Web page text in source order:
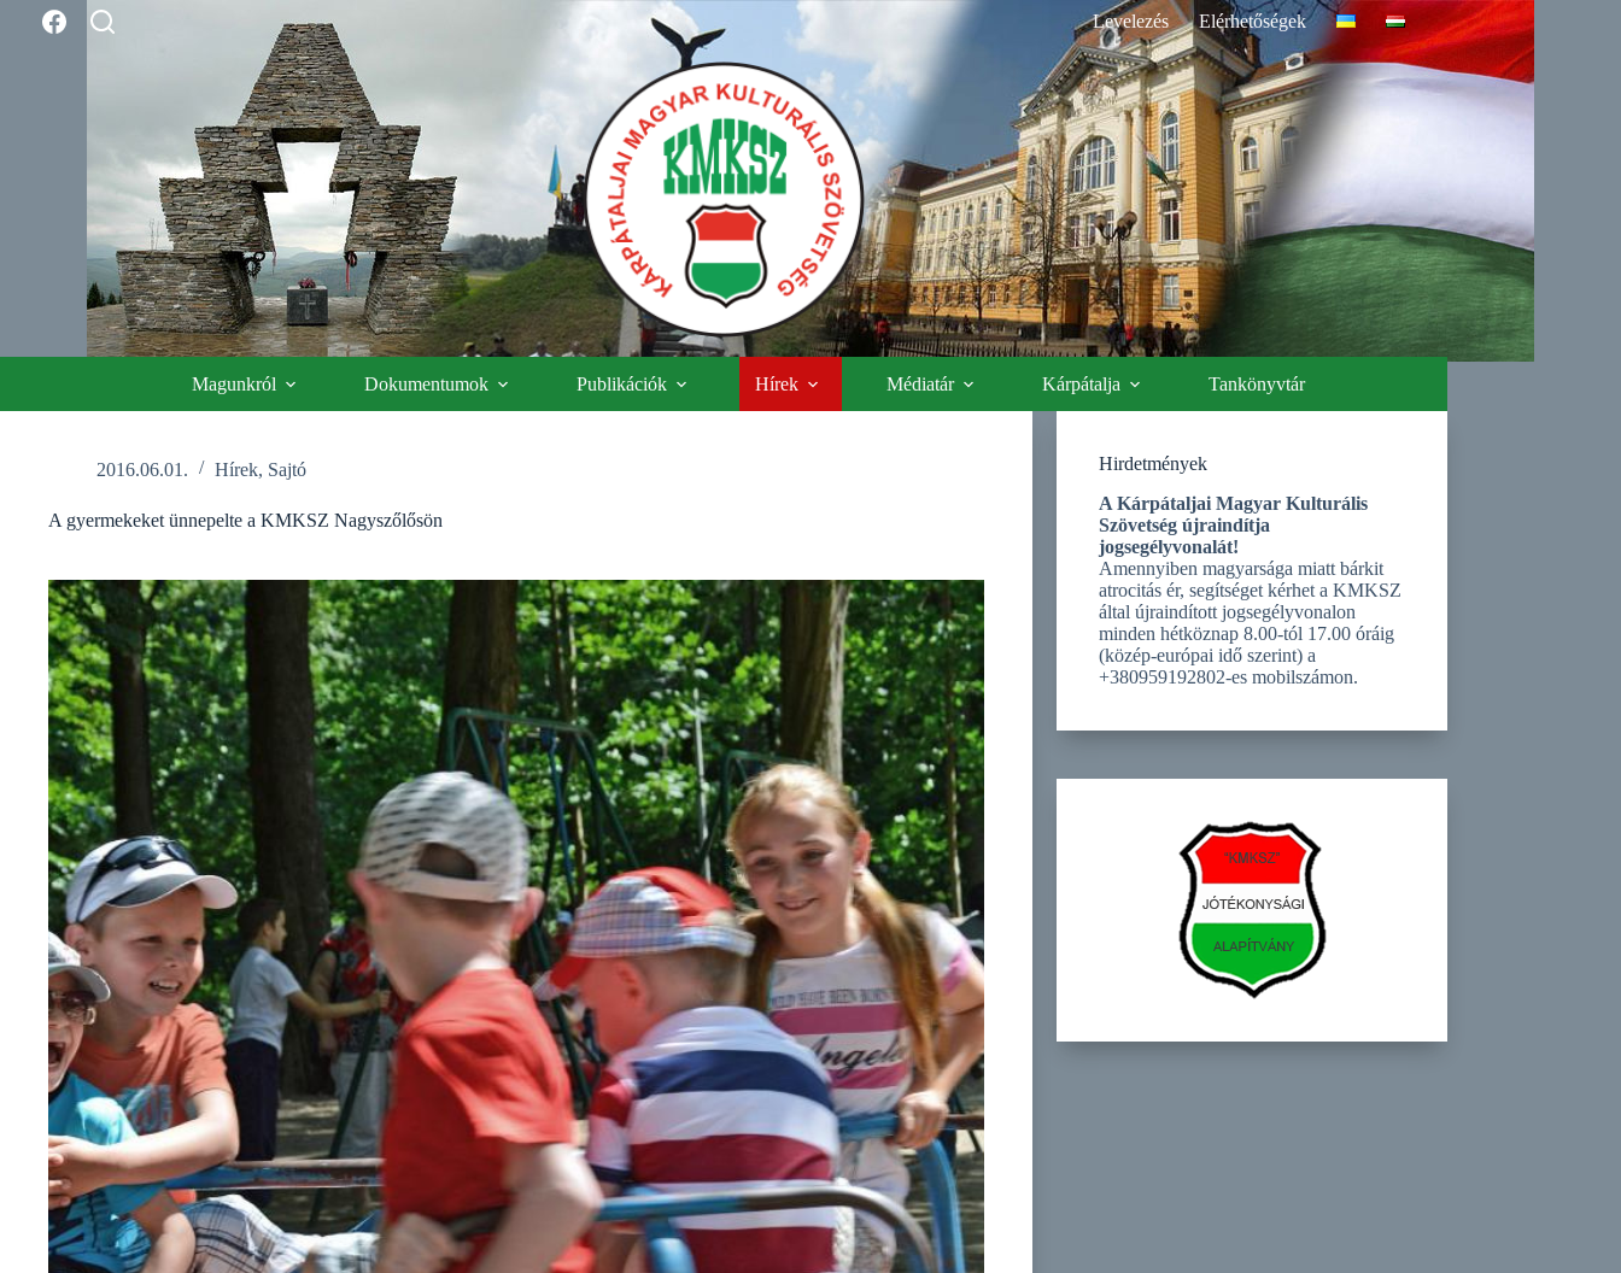
Levelezés Elérhetőségek
Magunkról Dokumentumok Publikációk Hírek Médiatár Kárpátalja Tankönyvtár
2016.06.01. Hírek, Sajtó
A gyermekeket ünnepelte a KMKSZ Nagyszőlősön
Hirdetmények
A Kárpátaljai Magyar Kulturális
Szövetség újraindítja
jogsegélyvonalát!
Amennyiben magyarsága miatt bárkit
atrocitás ér, segítséget kérhet a KMKSZ
által újraindított jogsegélyvonalon
minden hétköznap 8.00-tól 17.00 óráig
(közép-európai idő szerint) a
+380959192802-es mobilszámon.